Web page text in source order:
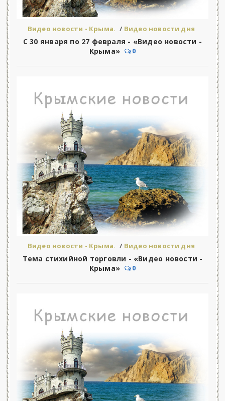
Видео новости - Крыма. / Видео новости дня
С 30 января по 27 февраля - «Видео новости -
Крыма»
0
Видео новости - Крыма. / Видео новости дня
Тема стихийной торговли - «Видео новости -
Крыма»
0